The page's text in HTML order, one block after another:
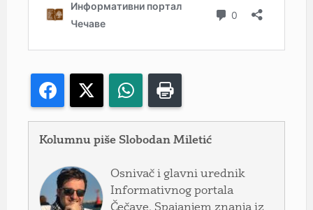
Facebook WhatsApp
Kolumnu piše Slobodan Miletić
Osnivač i glavni urednik
Informativnog portala
Čečave. Spajanjem znanja iz